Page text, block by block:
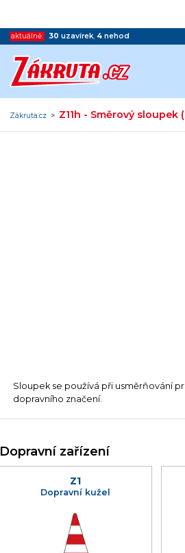
aktuálně: 30 uzavírek, 4 nehod
Zákruta.cz > Z11h - Směrový sloupek
Sloupek se používá při usměrňování
dopravního značení.
Dopravní zařízení
Z1
Dopravní kužel